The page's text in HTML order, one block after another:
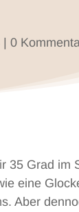
| 0
35 Grad im
eine
Aber